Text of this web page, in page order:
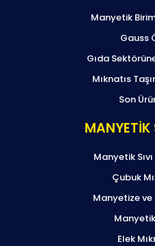
Manyetik
Gauss
Gıda
Mıknatıs
Son
MANYETİK
Manyetik
Çubuk
Manyetize
Elek